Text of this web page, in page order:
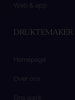
Web & app
DRUKTEMAKER
Homepage
Over ons
Ons werk